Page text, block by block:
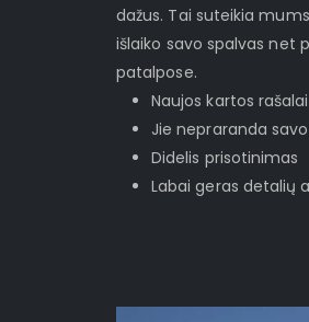
dažus. Tai suteikia
išlaiko savo spalvas net
patalpose.
Naujos kartos rašalai
Jie nepraranda
Didelis prisotinimas
Labai geras detalių